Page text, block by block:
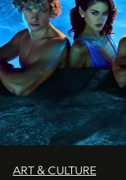
ART & CULTURE